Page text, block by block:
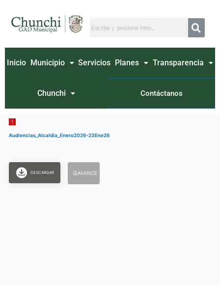
contenido
Inicio Municipio Servicios Planes Transparencia
Chunchi Contáctanos
Audiencias_Alcaldía_Enero2026-23Ene26
DESCARGAR AVANCE